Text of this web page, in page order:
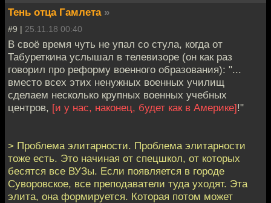
Тень отца Гамлета »
#9 | 25.11.18 00:40
В своё время чуть не упал со стула, когда от
Табуреткина услышал в телевизоре (он как раз
говорил про реформу военного образования): "...
вместо всех этих ненужных военных училищ
сделаем несколько крупных военных учебных
центров, [и у нас, наконец, будет как в Америке]!"
> Проблема элитарности. Проблема элитарности
тоже есть. Это начиная от спецшкол, от которых
бесятся все ВУЗы. Если появляется в городе
Суворовское, все преподаватели туда уходят. Эта
элита, она формируется. Которая потом может